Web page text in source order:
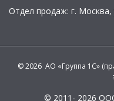
Отдел продаж: г. Москва,
© 2026 АО «Группа 1С»
© 2011- 2026